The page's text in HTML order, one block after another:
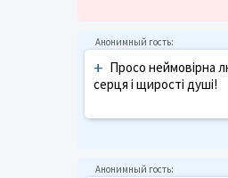
+ Просо неймовірна
серця і щирості душі!